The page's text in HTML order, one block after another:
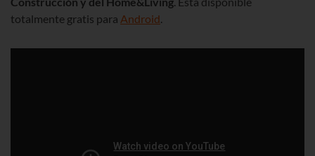
totalmente gratis para Android.